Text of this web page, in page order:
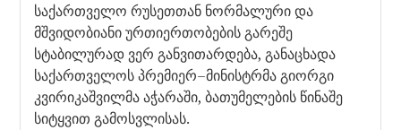
საქართველო რუსეთთან ნორმალური და
მშვიდობიანი ურთიერთობების გარეშე
სტაბილურად ვერ განვითარდება, განაცხადა
საქართველოს პრემიერ–მინისტრმა გიორგი
კვირიკაშვილმა აჭარაში, ბათუმელების წინაშე
სიტყვით გამოსვლისას.